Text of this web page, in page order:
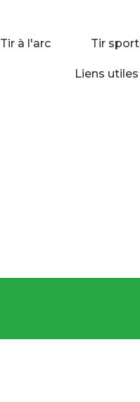
Tir à l'arc Tir
Liens utiles